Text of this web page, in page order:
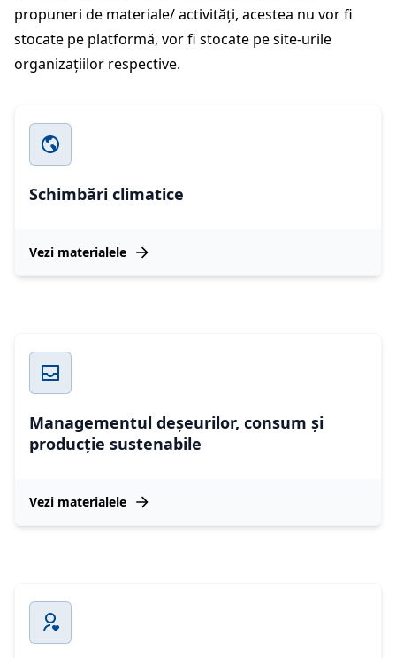
propuneri de materiale/ activități, acestea nu vor fi
stocate pe platformă, vor fi stocate pe site-urile
organizațiilor respective.
Schimbări climatice
Vezi materialele
Managementul deșeurilor, consum și
producție sustenabile
Vezi materialele